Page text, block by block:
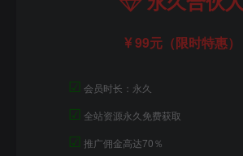
99元（限时特惠）
☑ 会员时长：永久
☑ 全站资源永久免费获取
☑ 推广佣金高达70％